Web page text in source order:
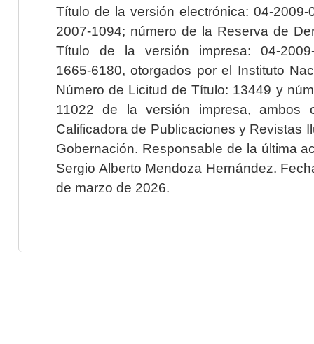
Título de la versión electrónica: 04-2009-
2007-1094; número de la Reserva de
Título de la versión impresa: 04-2009-
1665-6180, otorgados por el Instituto
Número de Licitud de Título: 13449 y
11022 de la versión impresa, ambos
Calificadora de Publicaciones y Revistas
Gobernación. Responsable de la última
Sergio Alberto Mendoza Hernández.
de marzo de 2026.